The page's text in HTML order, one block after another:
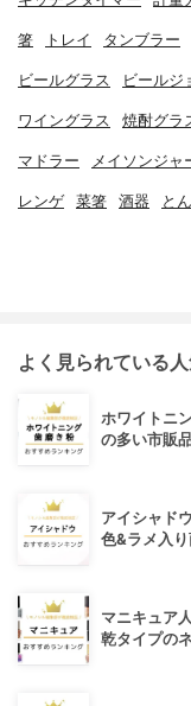
箸 トレイ タンブラー
ビールグラス ビールジ
ワイングラス 焼酎グラ
マドラー メイソンジャ
レンゲ 菜箸 酒器 と
よく見られている
ホワイトニ
の多い市販
アイシャド
色&ラメ入り
マニキュア
乾タイプの